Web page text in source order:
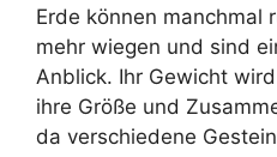
Erde können manchmal
mehr wiegen und sind
Anblick. Ihr Gewicht
ihre Größe und
da verschiedene